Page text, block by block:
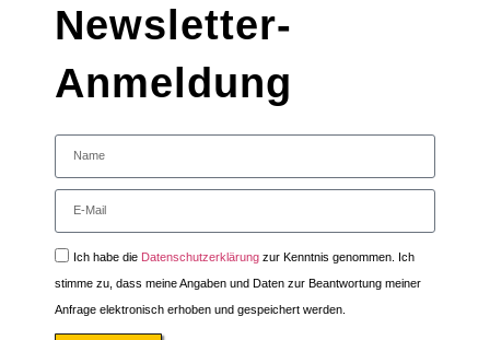
Newsletter-
Anmeldung
Ich habe die Datenschutzerklärung zur Kenntnis genommen. Ich
stimme zu, dass meine Angaben und Daten zur Beantwortung meiner
Anfrage elektronisch erhoben und gespeichert werden.